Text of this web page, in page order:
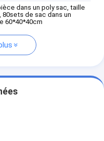
dans un poly sac, taille
80sets de sac dans un
60*40*40cm